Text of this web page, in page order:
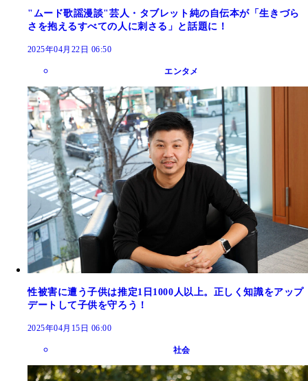
"ムード歌謡漫談"芸人・タブレット純の自伝本が「生きづら
さを抱えるすべての人に刺さる」と話題に！
2025年04月22日 06:50
エンタメ
性被害に遭う子供は推定1日1000人以上。正しく知識をアップ
デートして子供を守ろう！
2025年04月15日 06:00
社会